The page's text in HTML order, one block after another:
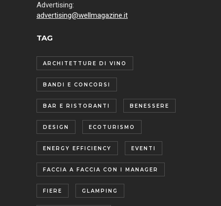
Advertising:
advertising@wellmagazine.it
TAG
ARCHITETTURE DI VINO
BANDI E CONCORSI
BAR E RISTORANTI BENESSERE
DESIGN ECOTURISMO
ENERGY EFFICIENCY EVENTI
FACCIA A FACCIA CON I MANAGER
FIERE GLAMPING